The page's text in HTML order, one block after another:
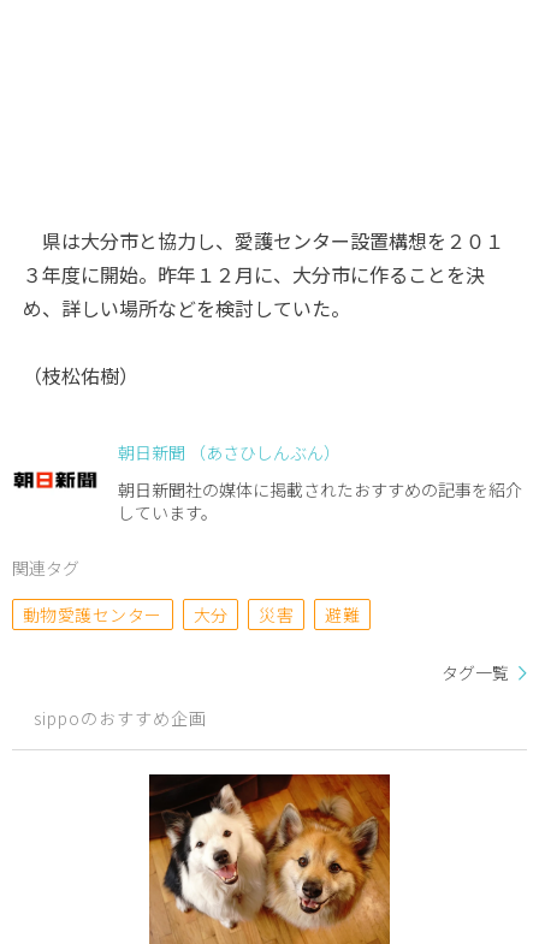
県は大分市と協力し、愛護センター設置構想を２０１
３年度に開始。昨年１２月に、大分市に作ることを決
め、詳しい場所などを検討していた。
（枝松佑樹）
朝日新聞 （あさひしんぶん）
朝日新聞社の媒体に掲載されたおすすめの記事を紹介
しています。
関連タグ
動物愛護センター
大分 災害 避難
タグ一覧
sippoのおすすめ企画